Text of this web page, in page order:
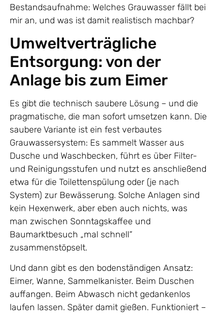
Bestandsaufnahme: Welches Grauwasser fällt bei
mir an, und was ist damit realistisch machbar?
Umweltverträgliche
Entsorgung: von der
Anlage bis zum Eimer
Es gibt die technisch saubere Lösung – und die
pragmatische, die man sofort umsetzen kann. Die
saubere Variante ist ein fest verbautes
Grauwassersystem: Es sammelt Wasser aus
Dusche und Waschbecken, führt es über Filter-
und Reinigungsstufen und nutzt es anschließend
etwa für die Toilettenspülung oder (je nach
System) zur Bewässerung. Solche Anlagen sind
kein Hexenwerk, aber eben auch nichts, was
man zwischen Sonntagskaffee und
Baumarktbesuch „mal schnell“
zusammenstöpselt.
Und dann gibt es den bodenständigen Ansatz:
Eimer, Wanne, Sammelkanister. Beim Duschen
auffangen. Beim Abwasch nicht gedankenlos
laufen lassen. Später damit gießen. Funktioniert –